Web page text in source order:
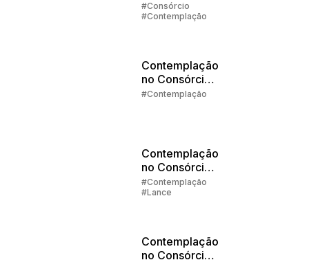
#Consórcio
#Contemplação
Contemplação
no Consórcio
Parte 5:
#Contemplação
Contemplação
no Consórcio
Parte 4: Tipos
de Lances
#Contemplação
#Lance
Contemplação
no Consórcio